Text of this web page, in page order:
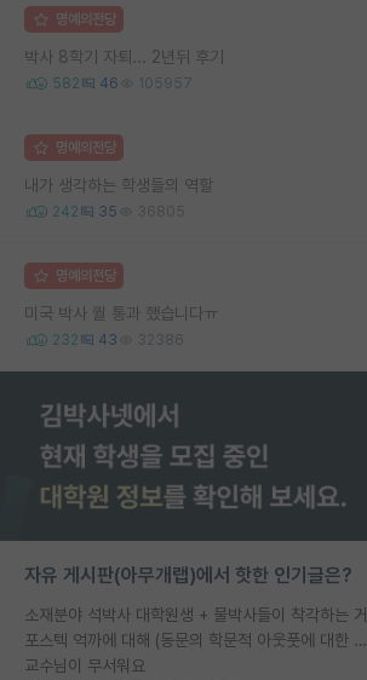
명예의전당
박사 8학기 자퇴... 2년뒤 후기
582 46 105957
명예의전당
내가 생각하는 학생들의 역할
242 35 36805
명예의전당
미국 박사 퀄 통과 했습니다ㅠ
232 43 32386
자유 게시판(아무개랩)에서 핫한 인기글은?
소재분야 석박사 대학원생 + 물박사들이 착각하는 거
포스텍 억까에 대해 (동문의 학문적 아웃풋에 대한 반박)
교수님이 무서워요